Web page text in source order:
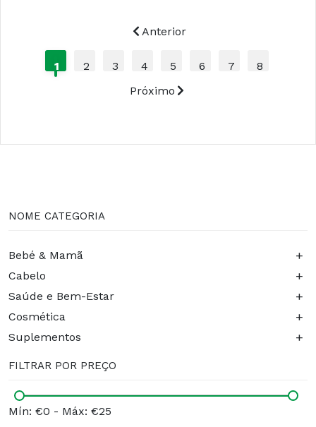
Anterior
1 2 3 4 5 6 7
8
Próximo
NOME CATEGORIA
Bebé & Mamã +
Cabelo +
Saúde e Bem-Estar +
Cosmética +
Suplementos +
FILTRAR POR PREÇO
Mín: €0 - Máx: €25